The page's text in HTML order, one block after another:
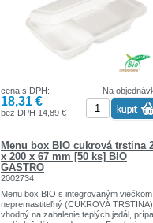
pri spracovaní cukrovej trstiny, majú
jemný povrch, sú stabilné, pevné,
udržateľne a vykazujú neuveriteľné
vlastnosti použitia, možu byť použité v
mikrovlnných rúrach. Cukrová trstina je
rozložiteľná, vhodná pre styk s
oveľa šetrnejšia k prírode a životnému
trstiny pre gastronómiu sú považované
biologické ´´ High Tech´´ produkty.
Na
cena s DPH:
18,31 €
bez DPH 14,89 €
Menu box BIO cukrová trstina
x 200 x 67 mm [50 ks] BIO
GASTRO
2002734
Menu box BIO s integrovaným
nepremastiteľný (CUKROVÁ TRSTINA)
vhodný na zabalenie teplých jedál,